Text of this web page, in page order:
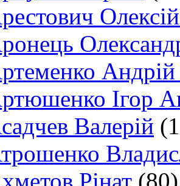
Андрій
Ігор
Валерій
Рінат (80)